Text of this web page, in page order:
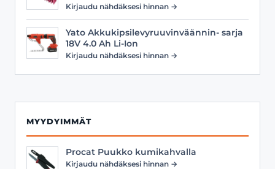
Kirjaudu nähdäksesi hinnan →
Yato Akkukipsilevyruuvinväännin- sarja
18V 4.0 Ah Li-Ion
Kirjaudu nähdäksesi hinnan →
MYYDYIMMÄT
Procat Puukko kumikahvalla
Kirjaudu nähdäksesi hinnan →